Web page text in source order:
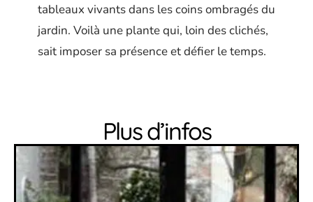
tableaux vivants dans les coins ombragés du
jardin. Voilà une plante qui, loin des clichés,
sait imposer sa présence et défier le temps.
Plus d’infos